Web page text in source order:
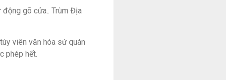
động gõ cửa.. Trùm Địa
viên văn hóa sứ quán
phép hết.